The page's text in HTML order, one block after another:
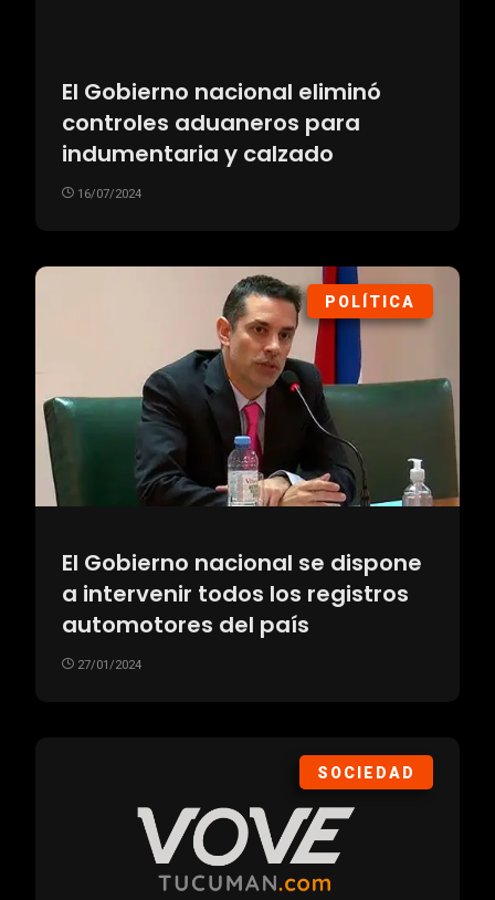
El Gobierno nacional eliminó
controles aduaneros para
indumentaria y calzado
16/07/2024
POLÍTICA
El Gobierno nacional se dispone
a intervenir todos los registros
automotores del país
27/01/2024
SOCIEDAD